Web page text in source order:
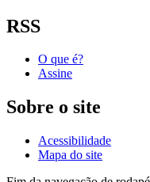
RSS
O que é?
Assine
Sobre o site
Acessibilidade
Mapa do site